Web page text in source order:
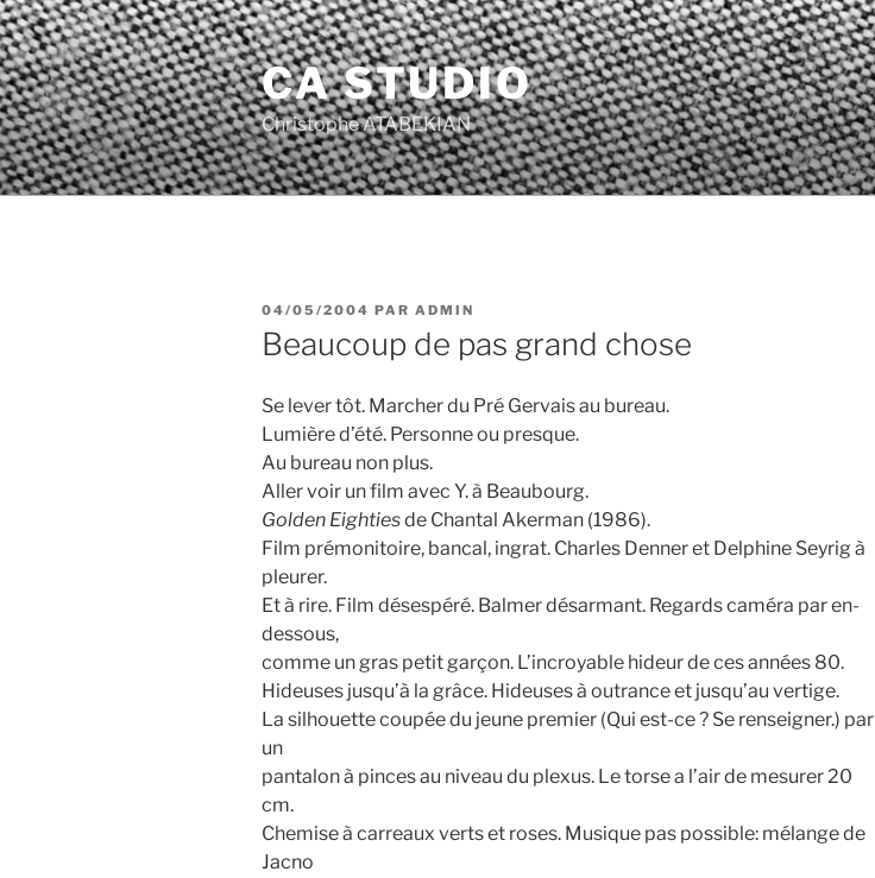
Aller
au
contenu
principal
CA STUDIO
Christophe ATABEKIAN
PUBLIÉ
LE
04/05/2004 PAR ADMIN
Beaucoup de pas grand chose
Se lever tôt. Marcher du Pré Gervais au bureau.
Lumière d’été. Personne ou presque.
Au bureau non plus.
Aller voir un film avec Y. à Beaubourg.
Golden Eightiesde Chantal Akerman (1986).
Film prémonitoire, bancal, ingrat. Charles Denner et Delphine Seyrig à
pleurer.
Et à rire. Film désespéré. Balmer désarmant. Regards caméra par en-
dessous,
comme un gras petit garçon. L’incroyable hideur de ces années 80.
Hideuses jusqu’à la grâce. Hideuses à outrance et jusqu’au vertige.
La silhouette coupée du jeune premier (Qui est-ce ? Se renseigner.) par
un
pantalon à pinces au niveau du plexus. Le torse a l’air de mesurer 20
cm.
Chemise à carreaux verts et roses. Musique pas possible: mélange de
Jacno